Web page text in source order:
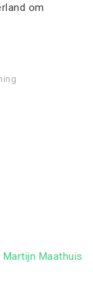
om
Next
Martijn Maathuis